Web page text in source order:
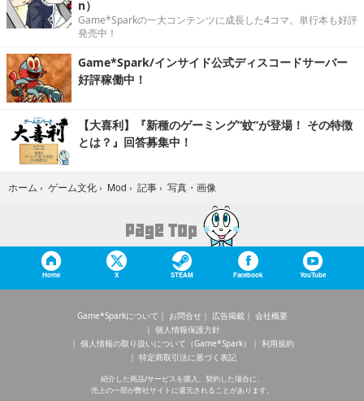
n）
Game*Sparkの一大コンテンツに成長した4コマ。単行本も好評
発売中！
Game*Spark/インサイド公式ディスコードサーバー
好評稼働中！
【大喜利】『新種のゲーミング“蚊”が登場！ その特徴
とは？』回答募集中！
ホーム › ゲーム文化 › Mod › 記事 › 写真・画像
Home X STEAM Facebook YouTube
Game*Sparkについて お問合せ 広告掲載
会社概要
個人情報保護方針
個人情報の取り扱いについて（Game*Spark）
利用規約
特定商取引法に基づく表記
紹介した商品/サービスを購入、契約した場合に、
売上の一部が弊社サイトに還元されることがあります。